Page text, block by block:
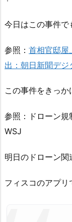
今日はこの事件で
参照： 首相官邸
出：朝日新聞デジ
この事件をきっか
参照：ドローン
WSJ
明日のドローン関
フィスコのアプリ